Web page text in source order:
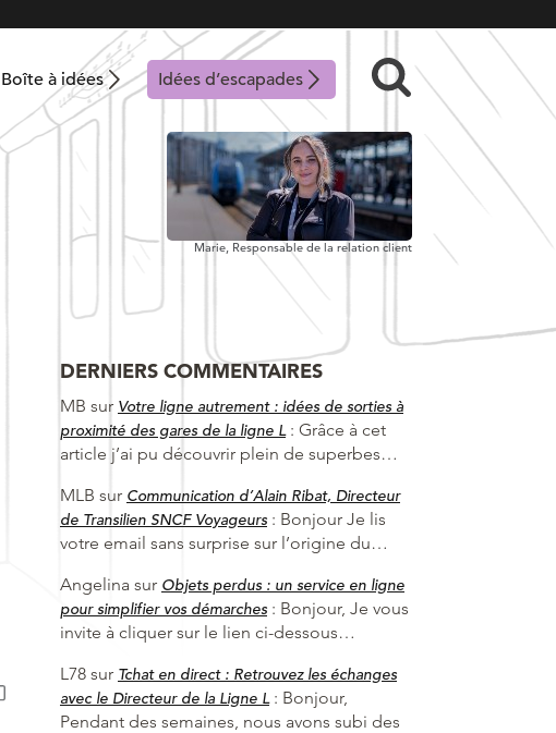
Boîte à idées Idées d’escapades
Marie, Responsable de la relation client
DERNIERS COMMENTAIRES
MB sur Votre ligne autrement : idées de sorties à
proximité des gares de la ligne L: Grâce à cet
article j’ai pu découvrir plein de superbes…
MLB sur Communication d’Alain Ribat, Directeur
de Transilien SNCF Voyageurs : Bonjour Je lis
votre email sans surprise sur l’origine du…
Angelina sur Objets perdus : un service en ligne
pour simplifier vos démarches : Bonjour, Je vous
invite à cliquer sur le lien ci-dessous…
L78 sur Tchat en direct : Retrouvez les échanges
avec le Directeur de la Ligne L: Bonjour,
Pendant des semaines, nous avons subi des